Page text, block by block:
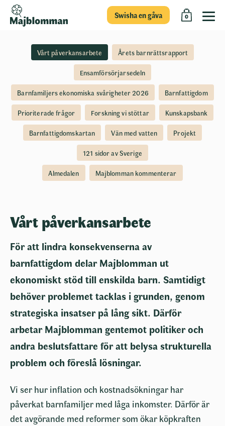
0
Swisha en gåva
Vårt påverkansarbete Årets barnrättsrapport
Ensamförsörjarsedeln
Barnfamiljers ekonomiska svårigheter 2026 Barnfattigdom
Prioriterade frågor Forskning vi stöttar Kunskapsbank
Barnfattigdomskartan Vän med vatten Projekt
121 sidor av Sverige
Almedalen Majblomman kommenterar
Vårt påverkansarbete
För att lindra konsekvenserna av
barnfattigdom delar Majblomman ut
ekonomiskt stöd till enskilda barn. Samtidigt
behöver problemet tacklas i grunden, genom
strategiska insatser på lång sikt. Därför
arbetar Majblomman gentemot politiker och
andra beslutsfattare för att belysa strukturella
problem och föreslå lösningar.
Vi ser hur inflation och kostnadsökningar har
påverkat barnfamiljer med låga inkomster. Därför är
det avgörande med reformer som ökar köpkraften